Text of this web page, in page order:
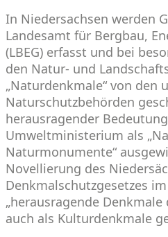
In Niedersachsen werden
Landesamt für Bergbau,
(LBEG) erfasst und bei
den Natur- und
„Naturdenkmale“ von den
Naturschutzbehörden
herausragender
Umweltministerium als
Naturmonumente“
Novellierung des
Denkmalschutzgesetzes
„herausragende Denkmale
auch als Kulturdenkmale